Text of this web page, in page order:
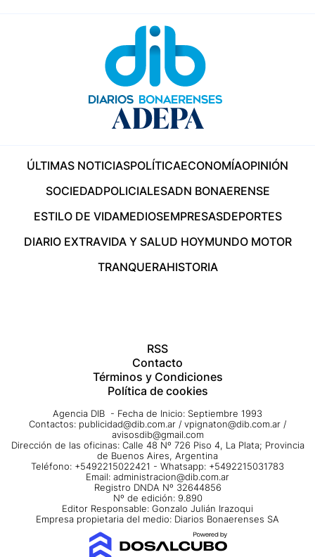
ÚLTIMAS NOTICIASPOLÍTICAECONOMÍAOPINIÓN
SOCIEDADPOLICIALESADN BONAERENSE
ESTILO DE VIDAMEDIOSEMPRESASDEPORTES
DIARIO EXTRAVIDA Y SALUD HOYMUNDO MOTOR
TRANQUERAHISTORIA
RSS
Contacto
Términos y Condiciones
Política de cookies
Agencia DIB - Fecha de Inicio: Septiembre 1993
Contactos: publicidad@dib.com.ar / vpignaton@dib.com.ar /
avisosdib@gmail.com
Dirección de las oficinas: Calle 48 Nº 726 Piso 4, La Plata; Provincia
de Buenos Aires, Argentina
Teléfono: +5492215022421 - Whatsapp: +5492215031783
Email: administracion@dib.com.ar
Registro DNDA Nº 32644856
Nº de edición: 9.890
Editor Responsable: Gonzalo Julián Irazoqui
Empresa propietaria del medio: Diarios Bonaerenses SA